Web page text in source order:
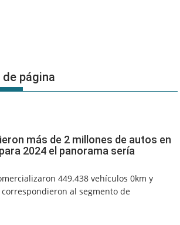
página
más de 2 millones de autos en
2024 el panorama sería
449.438 vehículos 0km y
al segmento de